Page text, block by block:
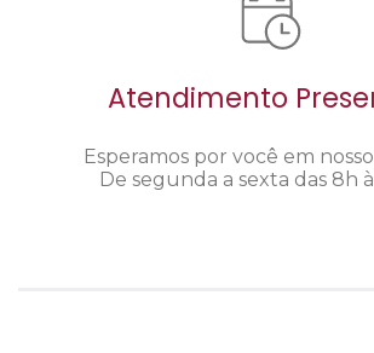
Atendimento
Esperamos por você em
De segunda a sexta das 8h